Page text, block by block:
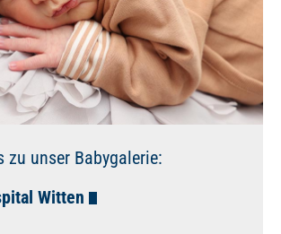
zu unser Babygalerie:
Witten